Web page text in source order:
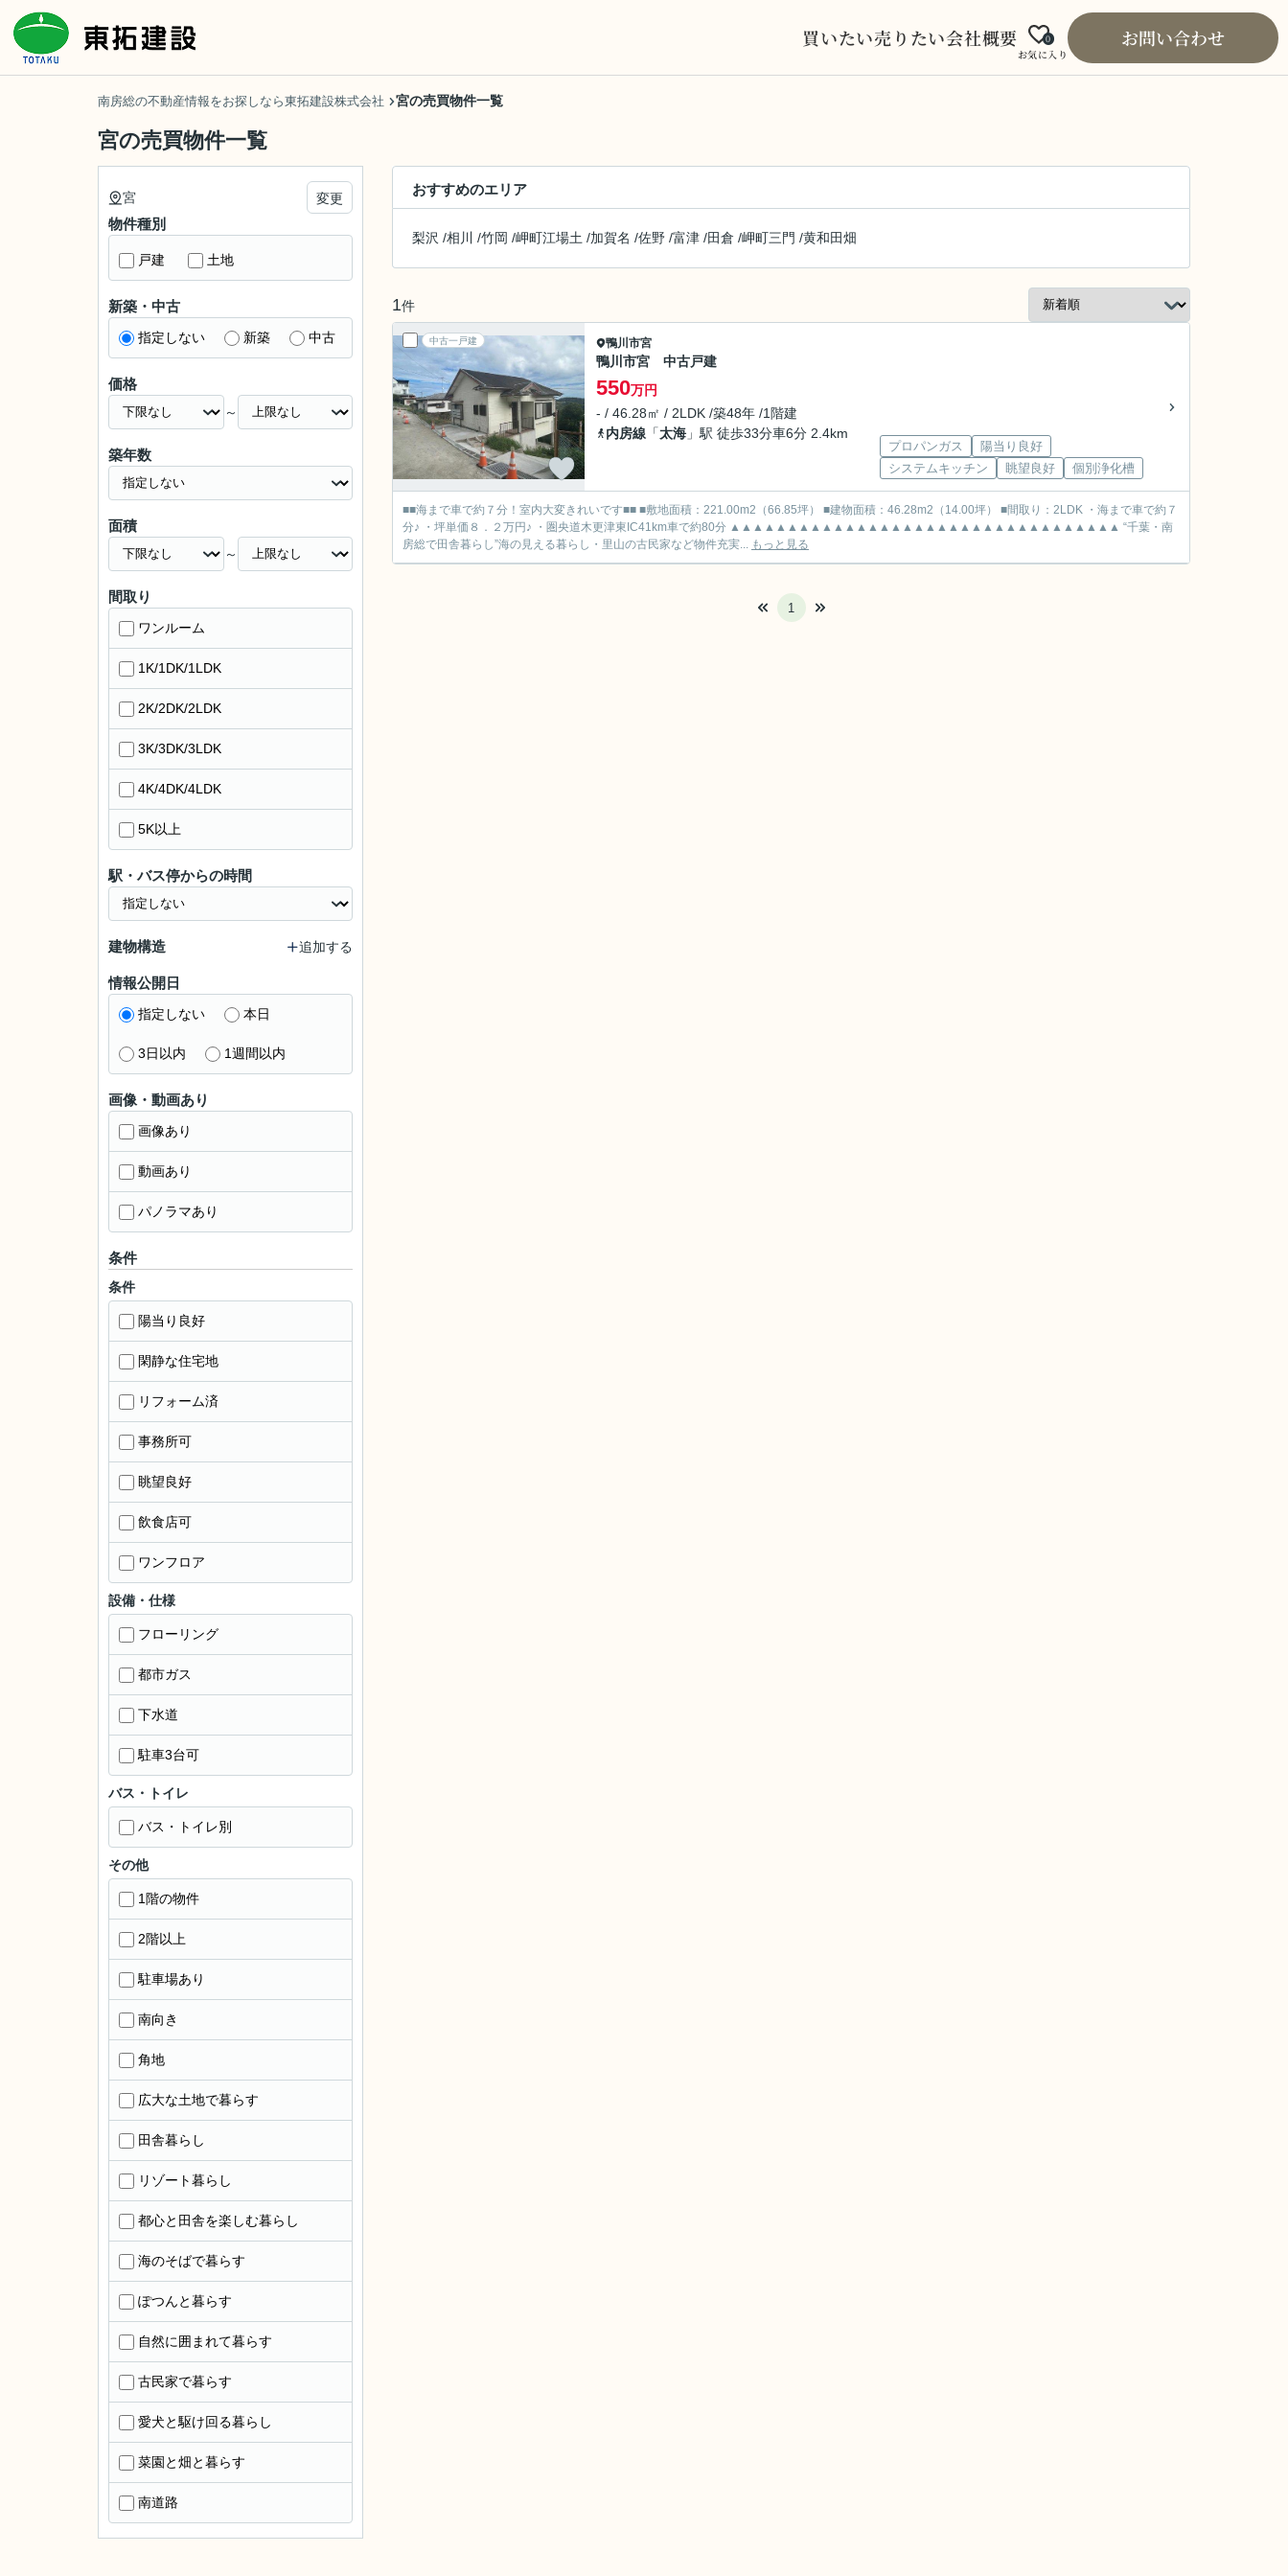
買いたい売りたい会社概要
お気に入り
0 お問い合わせ
南房総の不動産情報をお探しなら東拓建設株式会社 宮の売買物件一覧
宮の売買物件一覧
おすすめのエリア
梨沢 /相川 /竹岡 /岬町江場土 /加賀名 /佐野 /富津 /田倉 /岬町三門 /黄和田畑
1件
中古一戸建 鴨川市宮
鴨川市宮 中古戸建
550万円
- / 46.28㎡ / 2LDK /築48年 /1階建
内房線 「太海 」駅 徒歩33分車6分 2.4km
プロパンガス
陽当り良好
システムキッチン
眺望良好 個別浄化槽
■■海まで車で約７分！室内大変きれいです■■ ■敷地面積：221.00m2（66.85坪） ■建物面積：46.28m2（14.00坪） ■間取り：2LDK ・海まで車で約７
分♪ ・坪単価８．２万円♪ ・圏央道木更津東IC41km車で約80分 ▲▲▲▲▲▲▲▲▲▲▲▲▲▲▲▲▲▲▲▲▲▲▲▲▲▲▲▲▲▲▲▲▲▲ “千葉・南
房総で田舎暮らし”海の見える暮らし・里山の古民家など物件充実... もっと見る
1
宮 変更
物件種別
戸建 土地
新築・中古
指定しない 新築 中古
価格
～
築年数
面積
～
間取り
ワンルーム
1K/1DK/1LDK
2K/2DK/2LDK
3K/3DK/3LDK
4K/4DK/4LDK
5K以上
駅・バス停からの時間
建物構造 追加する
情報公開日
指定しない 本日
3日以内 1週間以内
画像・動画あり
画像あり
動画あり
パノラマあり
条件
条件
陽当り良好
閑静な住宅地
リフォーム済
事務所可
眺望良好
飲食店可
ワンフロア
設備・仕様
フローリング
都市ガス
下水道
駐車3台可
バス・トイレ
バス・トイレ別
その他
1階の物件
2階以上
駐車場あり
南向き
角地
広大な土地で暮らす
田舎暮らし
リゾート暮らし
都心と田舎を楽しむ暮らし
海のそばで暮らす
ぽつんと暮らす
自然に囲まれて暮らす
古民家で暮らす
愛犬と駆け回る暮らし
菜園と畑と暮らす
南道路